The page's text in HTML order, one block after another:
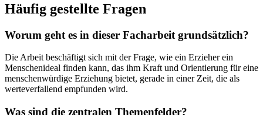
Häufig gestellte Fragen
Worum geht es in dieser Facharbeit grundsätzlich?
Die Arbeit beschäftigt sich mit der Frage, wie ein Erzieher ein
Menschenideal finden kann, das ihm Kraft und Orientierung für eine
menschenwürdige Erziehung bietet, gerade in einer Zeit, die als
werteverfallend empfunden wird.
Was sind die zentralen Themenfelder?